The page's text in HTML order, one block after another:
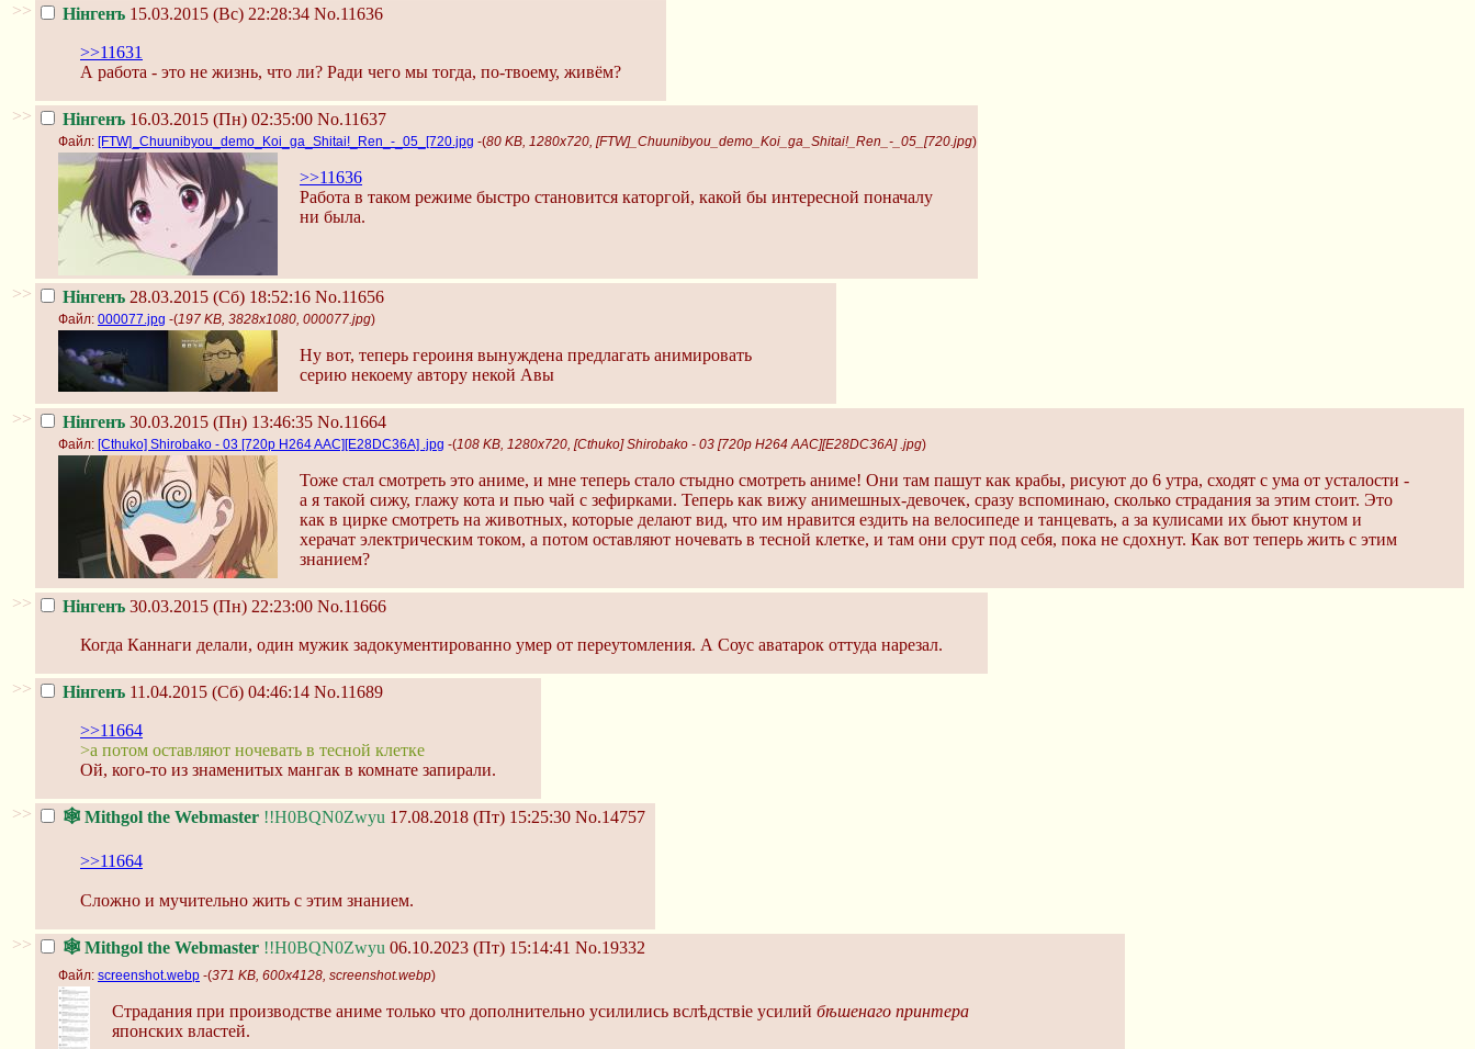
>> Нінгенъ 15.03.2015 (Вс) 22:28:34 No.11636
>>11631
А работа - это не жизнь, что ли? Ради чего мы тогда, по-твоему, живём?
>> Нінгенъ 16.03.2015 (Пн) 02:35:00 No.11637
Файл: [FTW]_Chuunibyou_demo_Koi_ga_Shitai!_Ren_-_05_[720.jpg -(80 KB, 1280x720, [FTW]_Chuunibyou_demo_Koi_ga_Shitai!_Ren_-_05_[720.jpg)
>>11636
Работа в таком режиме быстро становится каторгой, какой бы интересной поначалу
ни была.
>> Нінгенъ 28.03.2015 (Сб) 18:52:16 No.11656
Файл: 000077.jpg -(197 KB, 3828x1080, 000077.jpg)
Ну вот, теперь героиня вынуждена предлагать анимировать
серию некоему автору некой Авы
>> Нінгенъ 30.03.2015 (Пн) 13:46:35 No.11664
Файл: [Cthuko] Shirobako - 03 [720p H264 AAC][E28DC36A] .jpg -(108 KB, 1280x720, [Cthuko] Shirobako - 03 [720p H264 AAC][E28DC36A] .jpg)
Тоже стал смотреть это аниме, и мне теперь стало стыдно смотреть аниме! Они там пашут как крабы, рисуют до 6 утра, сходят с ума от усталости -
а я такой сижу, глажу кота и пью чай с зефирками. Теперь как вижу анимешных-девочек, сразу вспоминаю, сколько страдания за этим стоит. Это
как в цирке смотреть на животных, которые делают вид, что им нравится ездить на велосипеде и танцевать, а за кулисами их бьют кнутом и
херачат электрическим током, а потом оставляют ночевать в тесной клетке, и там они срут под себя, пока не сдохнут. Как вот теперь жить с этим
знанием?
>> Нінгенъ 30.03.2015 (Пн) 22:23:00 No.11666
Когда Каннаги делали, один мужик задокументированно умер от переутомления. А Соус аватарок оттуда нарезал.
>> Нінгенъ 11.04.2015 (Сб) 04:46:14 No.11689
>>11664
>а потом оставляют ночевать в тесной клетке
Ой, кого-то из знаменитых мангак в комнате запирали.
>> 🕸️ Mithgol the Webmaster !!H0BQN0Zwyu 17.08.2018 (Пт) 15:25:30 No.14757
>>11664
Сложно и мучительно жить с этим знанием.
>> 🕸️ Mithgol the Webmaster !!H0BQN0Zwyu 06.10.2023 (Пт) 15:14:41 No.19332
Файл: screenshot.webp -(371 KB, 600x4128, screenshot.webp)
Страдания при производстве аниме только что дополнительно усилились вслѣдствіе усилий бѣшенаго принтера
японских властей.